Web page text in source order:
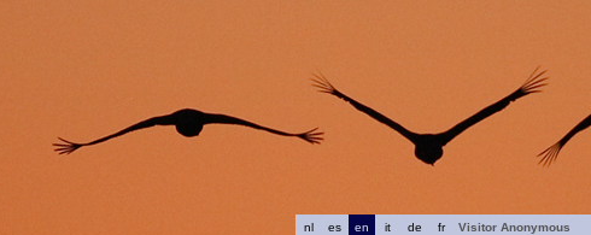
fr
de
it
en
es
nl
Visitor Anonymous